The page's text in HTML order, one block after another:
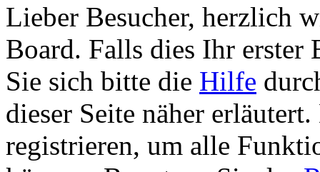
Lieber Besucher, herzlich
Board. Falls dies Ihr erster
Sie sich bitte die Hilfe
dieser Seite näher
registrieren, um alle